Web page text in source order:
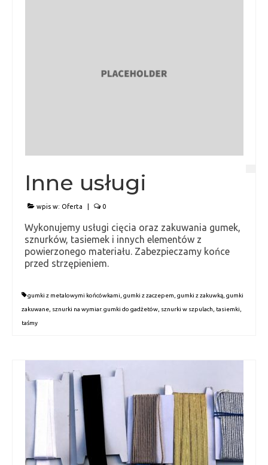
Inne usługi
wpis w: Oferta 0
Wykonujemy usługi cięcia oraz zakuwania gumek,
sznurków, tasiemek i innych elementów z
powierzonego materiału. Zabezpieczamy końce
przed strzępieniem.
gumki z metalowymi końcówkami gumki z zaczepem gumki z zakuwką gumki
zakuwane sznurki na wymiar. gumki do gadżetów sznurki w szpulach tasiemki
taśmy